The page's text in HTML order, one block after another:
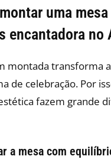
uma
encantadora no
montada transforma
de celebração. Por
fazem grande
a mesa com